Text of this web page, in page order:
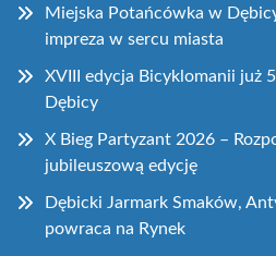
Miejska Potańcówka w
impreza w sercu miasta
XVIII edycja Bicyklomanii już
Dębicy
X Bieg Partyzant 2026 –
jubileuszową edycję
Dębicki Jarmark Smaków,
powraca na Rynek